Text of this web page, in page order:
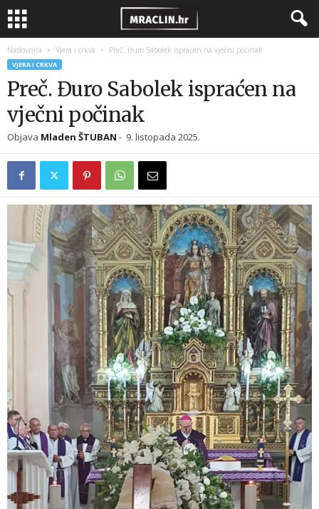
Naslovnica Vjera i crkva Preč. Đuro Sabolek ispraćen na vječni počinak
VJERA I CRKVA
Preč. Đuro Sabolek ispraćen na
vječni počinak
Objava Mladen ŠTUBAN - 9. listopada 2025.